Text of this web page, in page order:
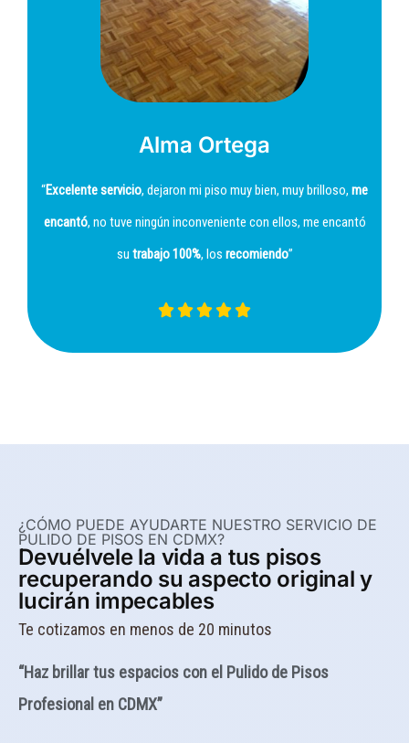
Alma Ortega
“Excelente servicio, dejaron mi piso muy bien, muy brilloso, me
encantó, no tuve ningún inconveniente con ellos, me encantó
su trabajo 100%, los recomiendo”
¿CÓMO PUEDE AYUDARTE NUESTRO SERVICIO DE
PULIDO DE PISOS EN CDMX?
Devuélvele la vida a tus pisos
recuperando su aspecto original y
lucirán impecables
Te cotizamos en menos de 20 minutos
“Haz brillar tus espacios con el Pulido de Pisos
Profesional en CDMX”